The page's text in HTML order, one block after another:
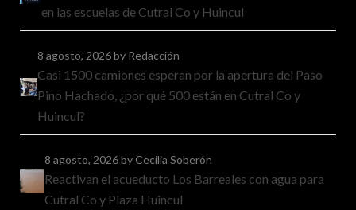
en las escuelas de Cutral Co y Huincul
8 agosto, 2026by Redacción
Casi 1500 camiones esperan por la apertura del Paso
Pino Hachado, ¿por qué 500 están en Cutral Co y
Huincul?
8 agosto, 2026by Cecilia Soberón
Reactivan el acueducto Los Barreales con agua para
Cutral Co y Plaza Huincul